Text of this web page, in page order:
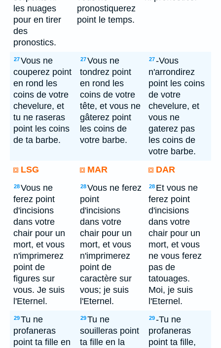
les nuages
pour en tirer
des
pronostics.
pronostiquerez
point le temps.
27Vous ne
couperez point
en rond les
coins de votre
chevelure, et
tu ne raseras
point les coins
de ta barbe.
27Vous ne
tondrez point
en rond les
coins de votre
tête, et vous ne
gâterez point
les coins de
votre barbe.
27-Vous
n'arrondirez
point les coins
de votre
chevelure, et
vous ne
gaterez pas
les coins de
votre barbe.
LSG
MAR DAR
28Vous ne
ferez point
d'incisions
dans votre
chair pour un
mort, et vous
n'imprimerez
point de
figures sur
vous. Je suis
l'Eternel.
28Vous ne ferez
point
d'incisions
dans votre
chair pour un
mort, et vous
n'imprimerez
point de
caractère sur
vous; je suis
l'Eternel.
28 Et vous ne
ferez point
d'incisions
dans votre
chair pour un
mort, et vous
ne vous ferez
pas de
tatouages.
Moi, je suis
l'Eternel.
29Tu ne
profaneras
point ta fille en
29Tu ne
souilleras point
ta fille en la
29-Tu ne
profaneras
point ta fille,